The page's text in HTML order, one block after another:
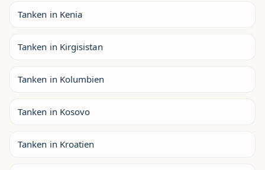
Tanken in Kenia
Tanken in Kirgisistan
Tanken in Kolumbien
Tanken in Kosovo
Tanken in Kroatien